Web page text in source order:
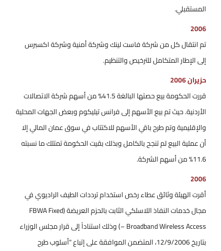
المستقبلي.
2006
تم انتقال كل من شركة فاست لينك وشركة أمنية وشركة اكسبرس
إلى الإطار المتكامل للترخيص والتنظيم.
حزيران 2006
قررت الحكومة بيع حصتها البالغة 41.5% من أسهم شركة الاتصالات
الأردنية. حيث تم بيع الأسهم إلى فرانس تيليكوم وبعض الجهات المحلية
والإقليمية وتم طرح باقي الأسهم للاكتتاب في سوق عمان المالي إلا
أن عملية البيع لم تنجح بالكامل وبذلك بقيت الحكومة تمتلك ما نسبته
11.6% من أسهم الشركة.
2006
أقرت الهيئة وثائق عطاء رخص استخدام ترددات الطيف الراديوي في
مجال خدمات النفاذ اللاسلكي الثابت بالحزم العريضة (FBWA Fixed
Broadband Wireless Access –) وذلك استناداً إلى قرار مجلس الوزراء
بتاريخ 12/9/2006، المتضمن الموافقة على إتباع "أسلوب طرح